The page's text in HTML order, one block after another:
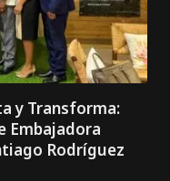
y Transforma:
Embajadora
Rodríguez